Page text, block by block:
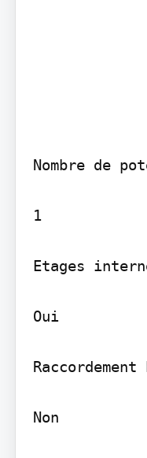
Nombre de
1
Etages
Oui
Raccordement
Non